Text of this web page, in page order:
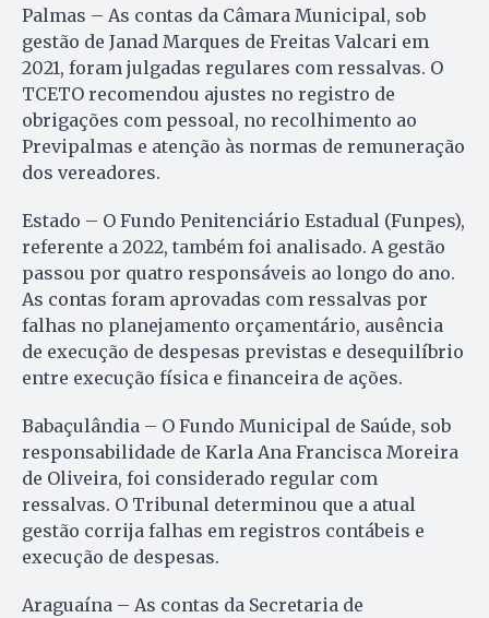
Palmas – As contas da Câmara Municipal, sob
gestão de Janad Marques de Freitas Valcari em
2021, foram julgadas regulares com ressalvas. O
TCETO recomendou ajustes no registro de
obrigações com pessoal, no recolhimento ao
Previpalmas e atenção às normas de remuneração
dos vereadores.
Estado – O Fundo Penitenciário Estadual (Funpes),
referente a 2022, também foi analisado. A gestão
passou por quatro responsáveis ao longo do ano.
As contas foram aprovadas com ressalvas por
falhas no planejamento orçamentário, ausência
de execução de despesas previstas e desequilíbrio
entre execução física e financeira de ações.
Babaçulândia – O Fundo Municipal de Saúde, sob
responsabilidade de Karla Ana Francisca Moreira
de Oliveira, foi considerado regular com
ressalvas. O Tribunal determinou que a atual
gestão corrija falhas em registros contábeis e
execução de despesas.
Araguaína – As contas da Secretaria de